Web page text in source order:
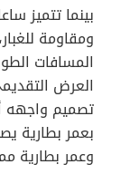
بينما تتميز
ومقاومة
المسافات
العرض
تصميم واجهه
وعمر بطارية ممتد